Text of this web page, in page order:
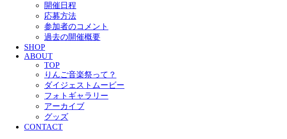
開催日程
応募方法
参加者のコメント
過去の開催概要
SHOP
ABOUT
TOP
りんご音楽祭って？
ダイジェストムービー
フォトギャラリー
アーカイブ
グッズ
CONTACT